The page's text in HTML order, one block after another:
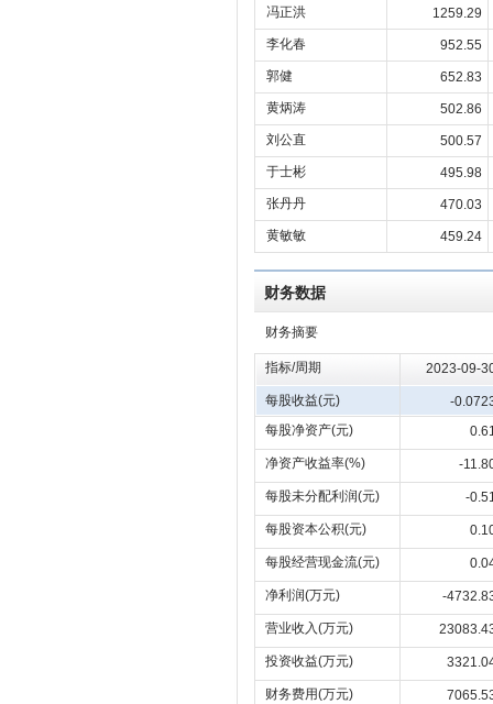
冯正洪
1259.29
李化春
952.55
郭健
652.83
黄炳涛
502.86
刘公直
500.57
于士彬
495.98
张丹丹
470.03
黄敏敏
459.24
财务数据
财务摘要
指标/周期 2023-09-
每股收益(元)
-
每股净资产(元)
净资产收益率(%) -
每股未分配利润(元) -
每股资本公积(元)
每股经营现金流(元)
净利润(万元) -
营业收入(万元)
投资收益(万元)
财务费用(万元)